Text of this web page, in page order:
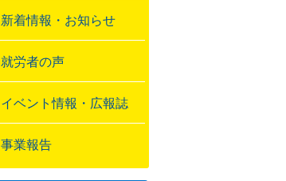
新着情報・お知らせ
就労者の声
イベント情報・広報誌
事業報告